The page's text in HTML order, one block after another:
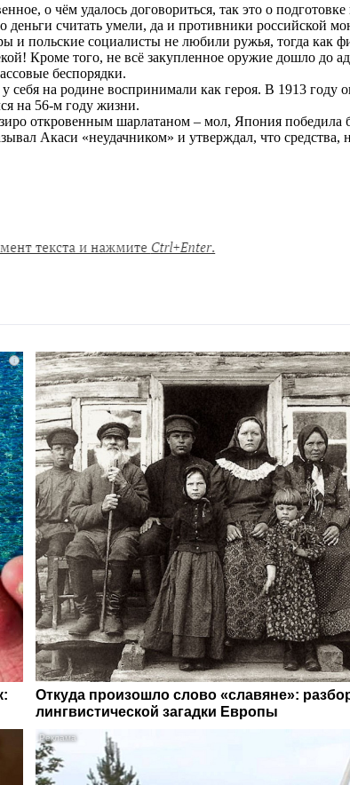
о чём удалось договориться, так это о
считать умели, да и противники российской
и польские социалисты не любили ружья, тогда
Кроме того, не всё закупленное оружие дошло до
беспорядки.
на родине воспринимали как героя. В 1913 году
на 56-м году жизни.
откровенным шарлатаном – мол, Япония
Акаси «неудачником» и утверждал, что
i
Откуда произошло слово «славяне»:
лингвистической загадки Европы